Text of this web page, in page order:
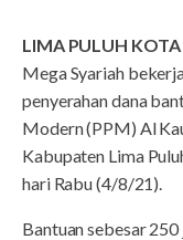
LIMA PULUH KOTA
Mega Syariah
penyerahan dana
Modern (PPM) Al
Kabupaten Lima
hari Rabu (4/8/21).
Bantuan sebesar